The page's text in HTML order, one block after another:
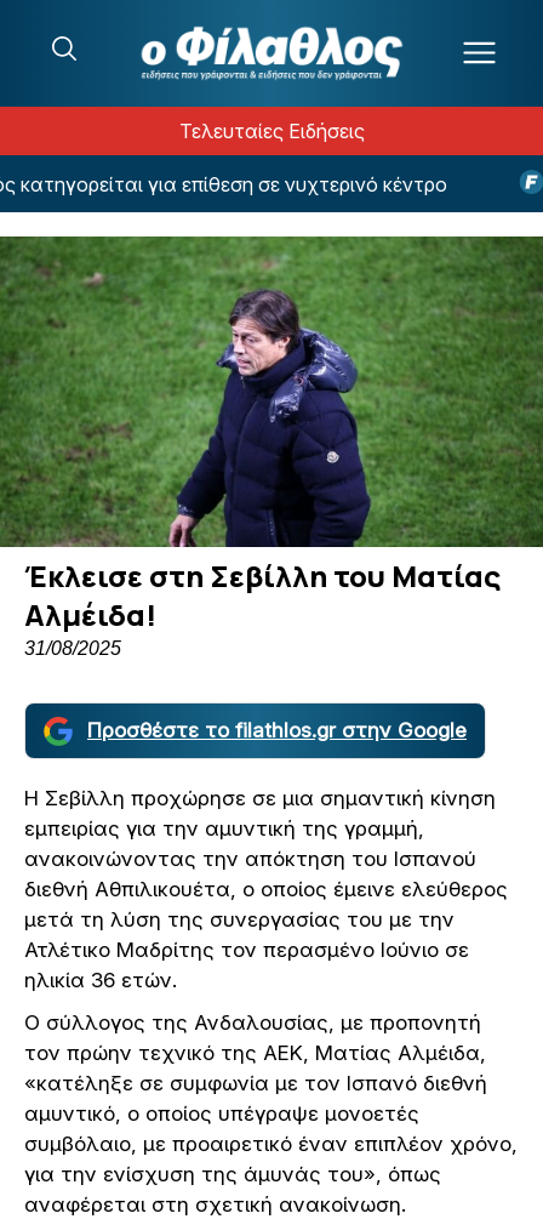
Τελευταίες Ειδήσεις
για επίθεση σε νυχτερινό κέντρο
Έκλεισε στη Σεβίλλη του Ματίας
Αλμέιδα!
31/08/2025
Προσθέστε το filathlos.gr στην Google
Η Σεβίλλη προχώρησε σε μια σημαντική κίνηση
εμπειρίας για την αμυντική της γραμμή,
ανακοινώνοντας την απόκτηση του Ισπανού
διεθνή Αθπιλικουέτα, ο οποίος έμεινε ελεύθερος
μετά τη λύση της συνεργασίας του με την
Ατλέτικο Μαδρίτης τον περασμένο Ιούνιο σε
ηλικία 36 ετών.
Ο σύλλογος της Ανδαλουσίας, με προπονητή
τον πρώην τεχνικό της ΑΕΚ, Ματίας Αλμέιδα,
«κατέληξε σε συμφωνία με τον Ισπανό διεθνή
αμυντικό, ο οποίος υπέγραψε μονοετές
συμβόλαιο, με προαιρετικό έναν επιπλέον χρόνο,
για την ενίσχυση της άμυνάς του», όπως
αναφέρεται στη σχετική ανακοίνωση.